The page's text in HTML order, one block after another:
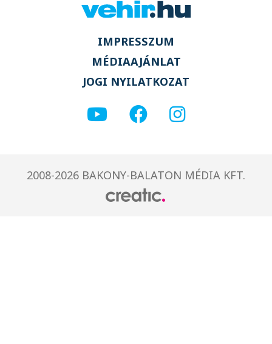
IMPRESSZUM
MÉDIAAJÁNLAT
JOGI NYILATKOZAT
2008-2026 BAKONY-BALATON MÉDIA KFT.